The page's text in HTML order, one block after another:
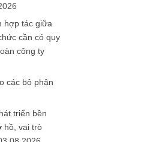
hợp tác giữa
cần có quy
công ty
các bộ phận
triển bền
hồ, vai trò